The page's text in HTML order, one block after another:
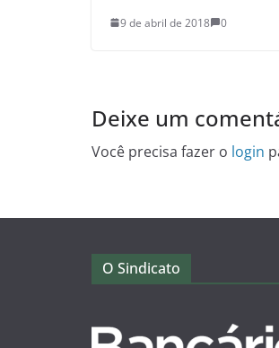
9 de abril de 2018 0
Deixe um
Você precisa fazer o login
O Sindicato